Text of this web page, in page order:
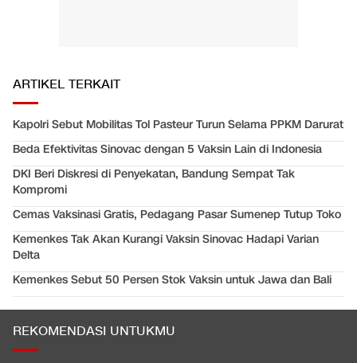
ARTIKEL TERKAIT
Kapolri Sebut Mobilitas Tol Pasteur Turun Selama PPKM Darurat
Beda Efektivitas Sinovac dengan 5 Vaksin Lain di Indonesia
DKI Beri Diskresi di Penyekatan, Bandung Sempat Tak
Kompromi
Cemas Vaksinasi Gratis, Pedagang Pasar Sumenep Tutup Toko
Kemenkes Tak Akan Kurangi Vaksin Sinovac Hadapi Varian
Delta
Kemenkes Sebut 50 Persen Stok Vaksin untuk Jawa dan Bali
REKOMENDASI UNTUKMU